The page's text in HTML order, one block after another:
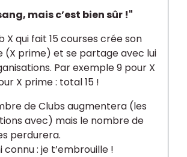
mais c’est bien sûr !"
X qui fait 15 courses crée son
(X prime) et se partage avec lui
Par exemple 9 pour X
X prime : total 15 !
de Clubs augmentera (les
avec) mais le nombre de
perdurera.
connu : je t’embrouille !